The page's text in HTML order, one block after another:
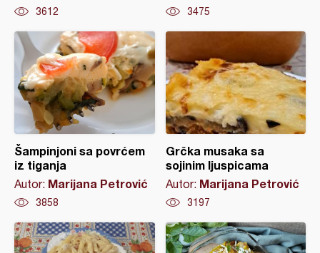
3612 3475
Šampinjoni sa povrćem
iz tiganja
Autor: Marijana Petrović
3858
Grčka musaka sa
sojinim ljuspicama
Autor: Marijana Petrović
3197